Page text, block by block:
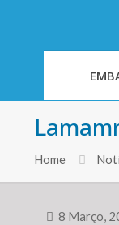
Home
8 Março,